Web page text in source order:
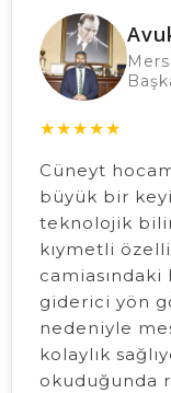
★★★★★
Cüneyt
büyük bir
teknolojik
kıymetli
camiasındaki
giderici yön
nedeniyle
kolaylık
okuduğunda